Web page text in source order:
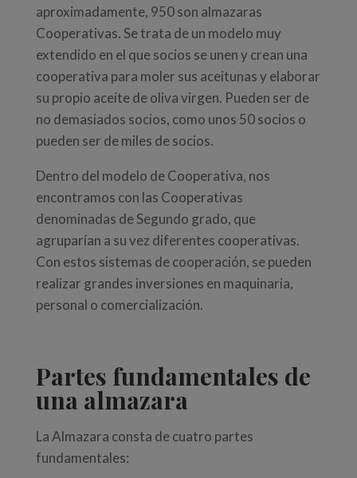
aproximadamente, 950 son almazaras
Cooperativas. Se trata de un modelo muy
extendido en el que socios se unen y crean una
cooperativa para moler sus aceitunas y elaborar
su propio aceite de oliva virgen. Pueden ser de
no demasiados socios, como unos 50 socios o
pueden ser de miles de socios.
Dentro del modelo de Cooperativa, nos
encontramos con las Cooperativas
denominadas de Segundo grado, que
agruparían a su vez diferentes cooperativas.
Con estos sistemas de cooperación, se pueden
realizar grandes inversiones en maquinaria,
personal o comercialización.
Partes fundamentales de
una almazara
La Almazara consta de cuatro partes
fundamentales: